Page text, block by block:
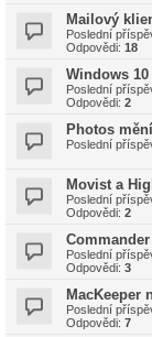
Mailový
Poslední
Odpovědi: 18
Windows
Poslední
Odpovědi: 2
Photos
Poslední
Movist a
Poslední
Odpovědi: 2
Poslední
Odpovědi: 3
MacKeeper
Poslední
Odpovědi: 7